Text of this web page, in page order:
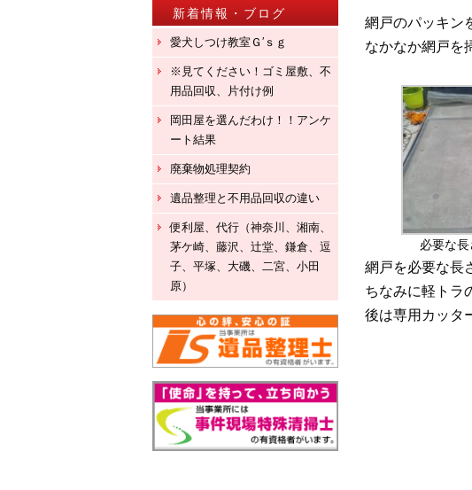
網戸のパッキン
なかなか網戸を
必要な長
網戸を必要な長
ちなみに軽トラ
後は専用カッタ
新着情報・ブログ
愛犬しつけ教室Ｇ′ｓｇ
※見てください！ゴミ屋敷、不
用品回収、片付け例
岡田屋を選んだわけ！！アンケ
ート結果
廃棄物処理契約
遺品整理と不用品回収の違い
便利屋、代行（神奈川、湘南、
茅ケ崎、藤沢、辻堂、鎌倉、逗
子、平塚、大磯、二宮、小田
原）